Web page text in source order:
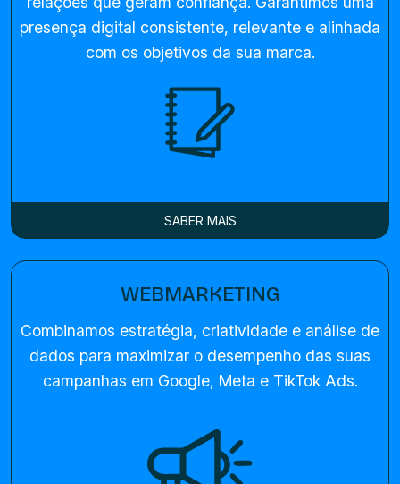
presença digital consistente, relevante e alinhada
com os objetivos da sua marca.
SABER MAIS
WEBMARKETING
Combinamos estratégia, criatividade e análise de
dados para maximizar o desempenho das suas
campanhas em Google, Meta e TikTok Ads.